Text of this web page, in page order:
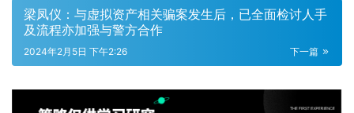
梁凤仪：与虚拟资产相关骗案发生后，已全面检讨人手
及流程亦加强与警方合作
下一篇
2024年2月5日 下午2:26